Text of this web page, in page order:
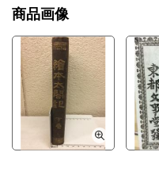
商品画像